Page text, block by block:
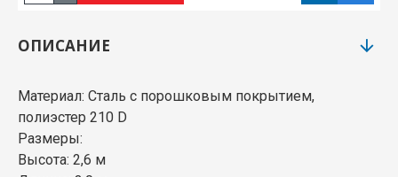
ОПИСАНИЕ
Материал: Сталь с порошковым покрытием,
полиэстер 210 D
Размеры:
Высота: 2,6 м